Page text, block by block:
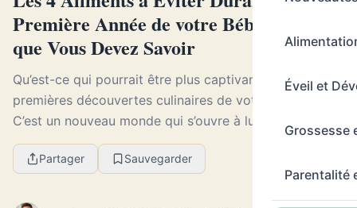
Éveil et
Grossesse
Parentalité
Première Année de votre Bébé : Tout ce
que Vous Devez Savoir
Qu’est-ce qui pourrait être plus captivant que les
premières découvertes culinaires de votre bébé ?
C’est un nouveau monde qui s’ouvre à lui, notamment
au moment de la diversification de l’alimentati...
Partager Sauvegarder